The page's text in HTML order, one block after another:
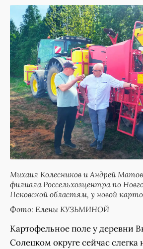
Михаил Колесников и Андрей
филиала Россельхозцентра по
Псковской областям, у новой
Фото: Елены КУЗЬМИНОЙ
Картофельное поле у деревни
Солецком округе сейчас